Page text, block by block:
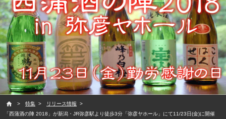
特集
リリース情報
「西蒲酒の陣 2018」が新潟・JR弥彦駅より徒歩3分「弥彦ヤホール」にて11/23日(金)に開催